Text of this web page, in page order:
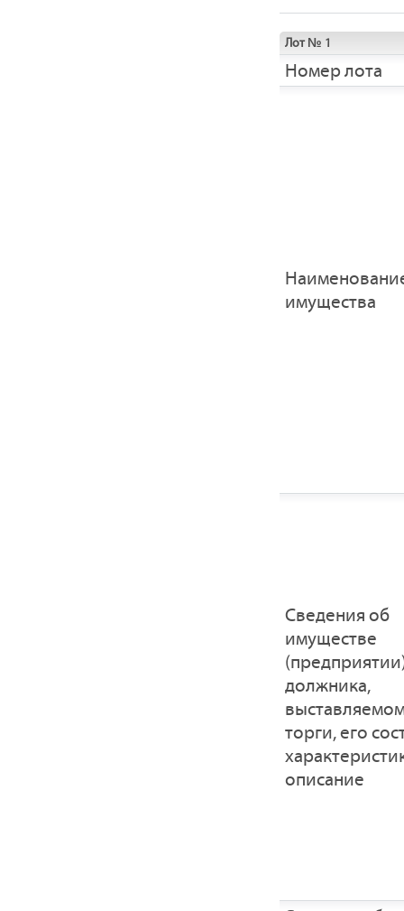
Лот № 1
Номер лота
имущества
Cведения об
имуществе
должника,
торги, его
описание